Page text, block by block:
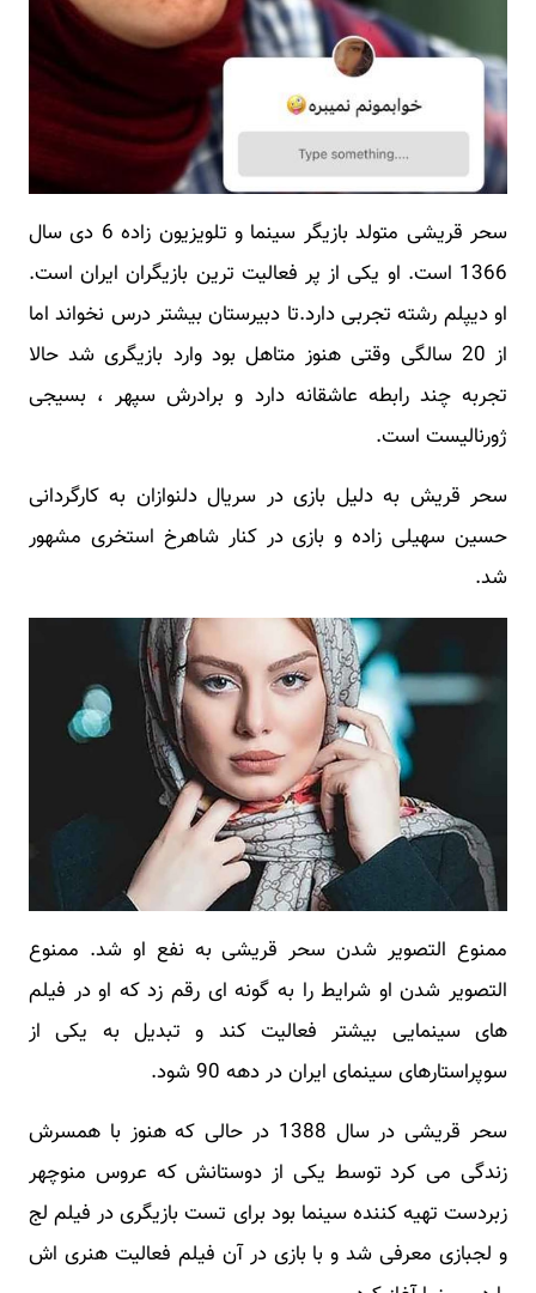
سحر قریشی متولد بازیگر سینما و تلویزیون زاده 6 دی سال
1366 است. او یکی از پر فعالیت ترین بازیگران ایران است.
او دیپلم رشته تجربی دارد.تا دبیرستان بیشتر درس نخواند اما
از 20 سالگی وقتی هنوز متاهل بود وارد بازیگری شد حالا
تجربه چند رابطه عاشقانه دارد و برادرش سپهر ، بسیجی
ژورنالیست است.
سحر قریش به دلیل بازی در سریال دلنوازان به کارگردانی
حسین سهیلی زاده و بازی در کنار شاهرخ استخری مشهور
شد.
ممنوع التصویر شدن سحر قریشی به نفع او شد. ممنوع
التصویر شدن او شرایط را به گونه ای رقم زد که او در فیلم
های سینمایی بیشتر فعالیت کند و تبدیل به یکی از
سوپراستارهای سینمای ایران در دهه 90 شود.
سحر قریشی در سال 1388 در حالی که هنوز با همسرش
زندگی می کرد توسط یکی از دوستانش که عروس منوچهر
زبردست تهیه کننده سینما بود برای تست بازیگری در فیلم لج
و لجبازی معرفی شد و با بازی در آن فیلم فعالیت هنری اش